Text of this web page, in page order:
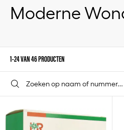
Moderne
1-24 VAN 46 PRODUCTEN